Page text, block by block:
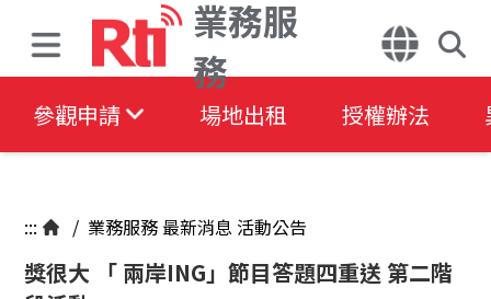
業務服
務
參觀申請 場地出租 授權辦法
::: / 業務服務 最新消息 活動公告
獎很大 「 兩岸ING」節目答題四重送 第二階